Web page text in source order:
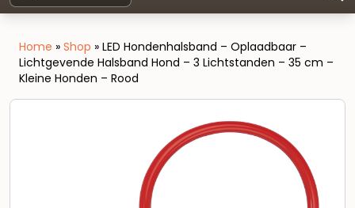
Home » Shop » LED Hondenhalsband – Oplaadbaar –
Lichtgevende Halsband Hond – 3 Lichtstanden – 35 cm –
Kleine Honden – Rood